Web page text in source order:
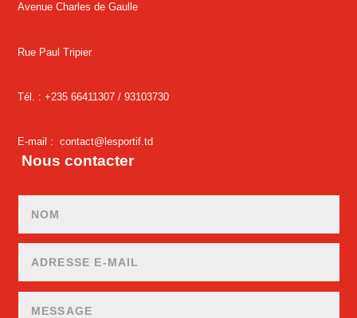
Avenue Charles de Gaulle
Rue Paul Tripier
Tél. : +235 66411307 /93103730
E-mail :contact@lesportif.td
Nous contacter